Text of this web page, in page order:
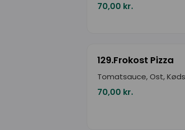
70,00 kr.
129.Frokost Pizza
Tomatsauce, Ost,
70,00 kr.